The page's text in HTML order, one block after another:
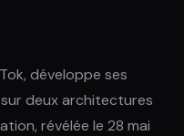
développe ses
deux architectures
révélée le 28 mai